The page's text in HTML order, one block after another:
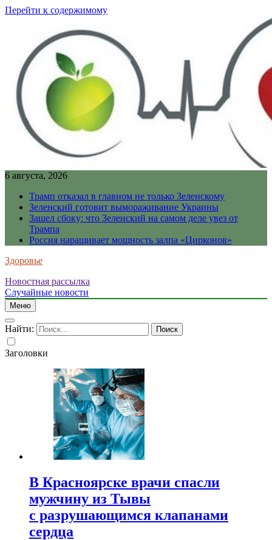
Перейти к содержимому
6 августа, 2026
Трамп отказал в главном не только Зеленскому
Зеленский готовит вымораживание Украины
Зашел сбоку: что Зеленский на самом деле увез от
Трампа
Россия наращивает мощность залпа «Цирконов»
Здоровье
Новостная рассылка
Случайные новости
Меню
Найти:
Заголовки
В Красноярске врачи спасли
мужчину из Тывы
с разрушающимся клапанами
сердца